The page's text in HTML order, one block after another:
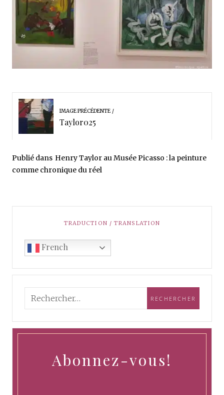
IMAGE PRÉCÉDENTE
Taylor025
Publié dans Henry Taylor au Musée Picasso : la peinture
comme chronique du réel
TRADUCTION / TRANSLATION
French
Abonnez-vous!